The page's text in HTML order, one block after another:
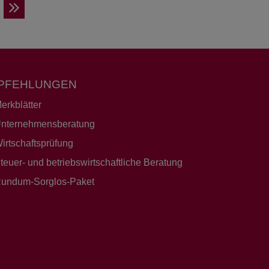
und betriebswirtschaftliche Beratung
Sorglos-Paket